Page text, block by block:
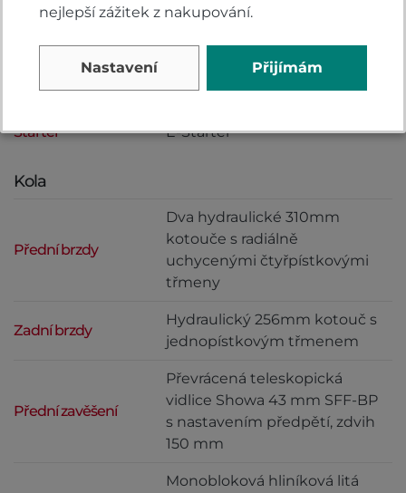
Max. výkon 75 kW
Max. točivý moment 112 Nm při 5 550 ot./min.
Kapacita oleje 4,8 l
Startér E-Starter
Kola
Přední brzdy
Dva hydraulické 310mm
kotouče s radiálně
uchycenými čtyřpístkovými
třmeny
Zadní brzdy
Hydraulický 256mm kotouč s
jednopístkovým třmenem
Přední zavěšení
Převrácená teleskopická
vidlice Showa 43 mm SFF-BP
s nastavením předpětí, zdvih
150 mm
Monobloková hliníková litá
nejlepší zážitek z nakupování.
Nastavení Přijímám